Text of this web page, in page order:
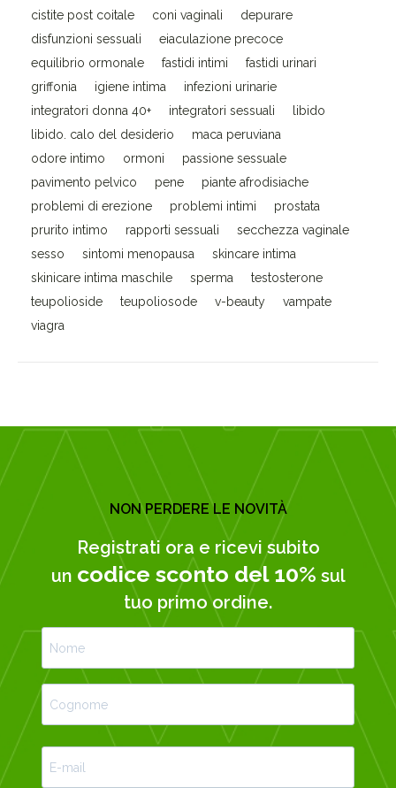
cistite post coitale
coni vaginali
depurare
disfunzioni sessuali
eiaculazione precoce
equilibrio ormonale
fastidi intimi
fastidi urinari
griffonia
igiene intima
infezioni urinarie
integratori donna 40+
integratori sessuali
libido
libido. calo del desiderio
maca peruviana
odore intimo
ormoni
passione sessuale
pavimento pelvico
pene
piante afrodisiache
problemi di erezione
problemi intimi
prostata
prurito intimo
rapporti sessuali
secchezza vaginale
sesso
sintomi menopausa
skincare intima
skinicare intima maschile
sperma
testosterone
teupolioside
teupoliosode v-beauty
vampate
viagra
NON PERDERE LE NOVITÀ
Registrati ora e ricevi subito
un codice sconto del 10% sul
tuo primo ordine.